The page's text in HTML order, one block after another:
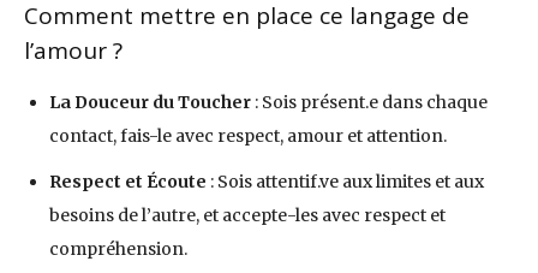
Comment mettre en place ce langage de
l’amour ?
La Douceur du Toucher : Sois présent.e dans chaque
contact, fais-le avec respect, amour et attention.
Respect et Écoute : Sois attentif.ve aux limites et aux
besoins de l’autre, et accepte-les avec respect et
compréhension.